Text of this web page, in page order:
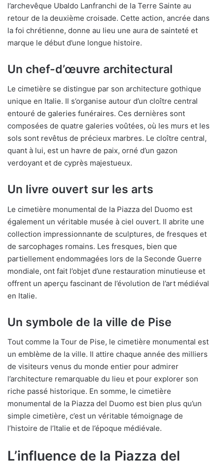
l’archevêque Ubaldo Lanfranchi de la Terre Sainte au
retour de la deuxième croisade. Cette action, ancrée dans
la foi chrétienne, donne au lieu une aura de sainteté et
marque le début d’une longue histoire.
Un chef-d’œuvre architectural
Le cimetière se distingue par son architecture gothique
unique en Italie. Il s’organise autour d’un cloître central
entouré de galeries funéraires. Ces dernières sont
composées de quatre galeries voûtées, où les murs et les
sols sont revêtus de précieux marbres. Le cloître central,
quant à lui, est un havre de paix, orné d’un gazon
verdoyant et de cyprès majestueux.
Un livre ouvert sur les arts
Le cimetière monumental de la Piazza del Duomo est
également un véritable musée à ciel ouvert. Il abrite une
collection impressionnante de sculptures, de fresques et
de sarcophages romains. Les fresques, bien que
partiellement endommagées lors de la Seconde Guerre
mondiale, ont fait l’objet d’une restauration minutieuse et
offrent un aperçu fascinant de l’évolution de l’art médiéval
en Italie.
Un symbole de la ville de Pise
Tout comme la Tour de Pise, le cimetière monumental est
un emblème de la ville. Il attire chaque année des milliers
de visiteurs venus du monde entier pour admirer
l’architecture remarquable du lieu et pour explorer son
riche passé historique. En somme, le cimetière
monumental de la Piazza del Duomo est bien plus qu’un
simple cimetière, c’est un véritable témoignage de
l’histoire de l’Italie et de l’époque médiévale.
L’influence de la Piazza del